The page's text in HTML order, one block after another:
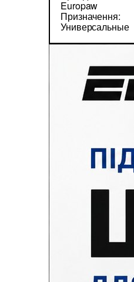
Europaw
Призначення:
Универсальные